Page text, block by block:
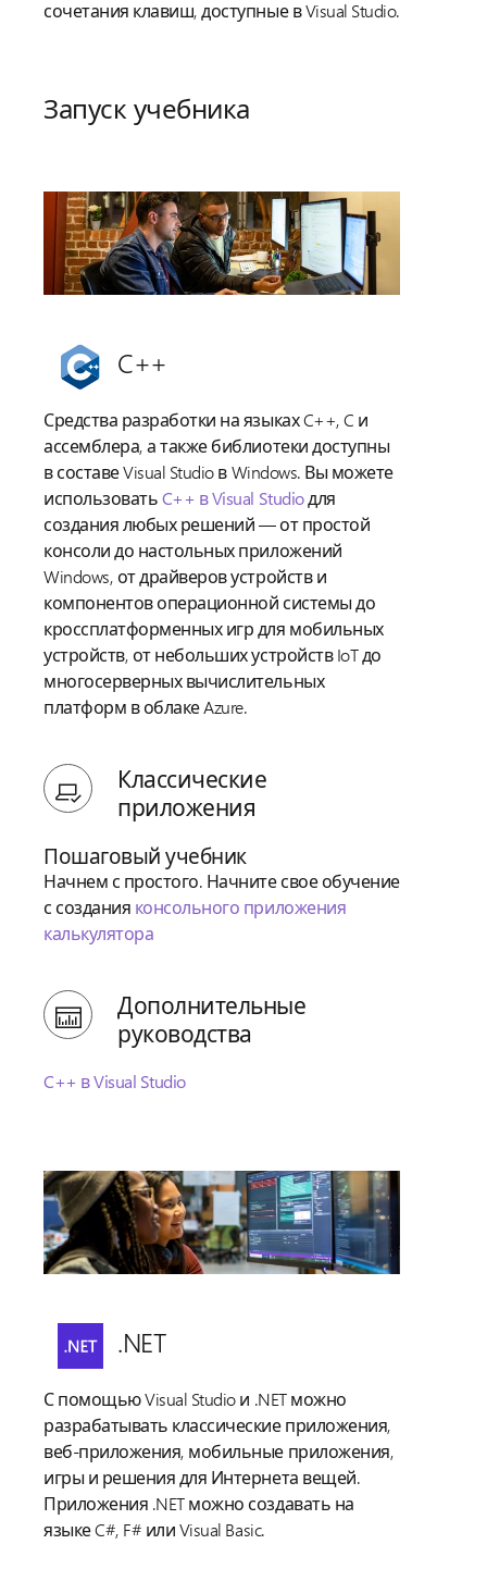
сочетания клавиш, доступные в Visual Studio.
Запуск учебника
C++
Средства разработки на языках C++, C и
ассемблера, а также библиотеки доступны
в составе Visual Studio в Windows. Вы можете
использоватьC++ в Visual Studioдля
создания любых решений — от простой
консоли до настольных приложений
Windows, от драйверов устройств и
компонентов операционной системы до
кроссплатформенных игр для мобильных
устройств, от небольших устройств IoT до
многосерверных вычислительных
платформ в облаке Azure.
Классические
приложения
Пошаговый учебник
Начнем с простого. Начните свое обучение
с создания консольного приложения
калькулятора
Дополнительные
руководства
C++ в Visual Studio
.NET
С помощью Visual Studio и .NET можно
разрабатывать классические приложения,
веб-приложения, мобильные приложения,
игры и решения для Интернета вещей.
Приложения .NET можно создавать на
языке C#, F# или Visual Basic.